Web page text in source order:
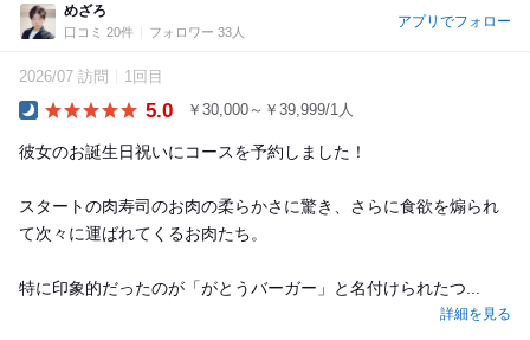
めざろ
口コミ 20件 フォロワー 33人
アプリでフォロー
2026/07 訪問 1回目
5.0 ￥30,000～￥39,999/1人
彼女のお誕生日祝いにコースを予約しました！
スタートの肉寿司のお肉の柔らかさに驚き、さらに食欲を煽られ
て次々に運ばれてくるお肉たち。
特に印象的だったのが「がとうバーガー」と名付けられたつ...
詳細を見る